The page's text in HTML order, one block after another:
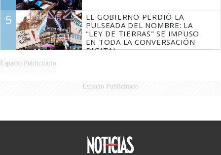
5
EL GOBIERNO PERDIÓ LA
PULSEADA DEL NOMBRE: LA
"LEY DE TIERRAS" SE IMPUSO
EN TODA LA CONVERSACIÓN
DIGITAL
Espacio Publicitario
Espacio Publicitario